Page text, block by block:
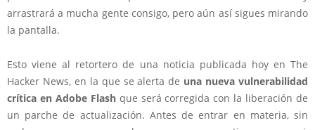
arrastrará a mucha gente consigo, pero aún así sigues mirando
la pantalla.
Esto viene al retortero de una noticia publicada hoy en The
Hacker News, en la que se alerta de una nueva vulnerabilidad
crítica en Adobe Flashque será corregida con la liberación de
un parche de actualización. Antes de entrar en materia, sin